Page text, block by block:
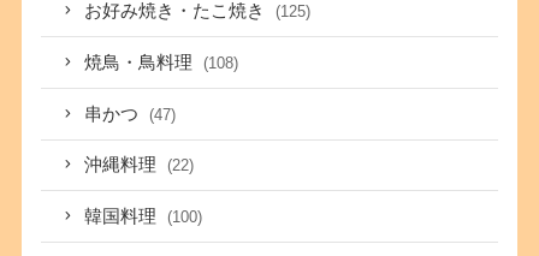
お好み焼き・たこ焼き (125)
焼鳥・鳥料理 (108)
串かつ (47)
沖縄料理 (22)
韓国料理 (100)